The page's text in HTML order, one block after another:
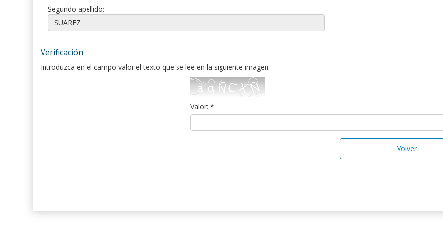
Segundo apellido:
Verificación
Introduzca en el campo valor el texto que se lee en la siguiente imagen.
Valor: *
Volver